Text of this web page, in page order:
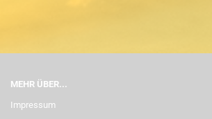
MEHR ÜBER...
Impressum